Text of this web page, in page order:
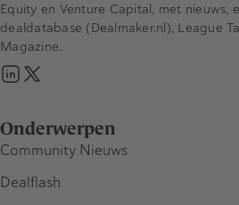
Onderwerpen
Community Nieuws
Dealflash
Equity en Venture Capital, met nieuws,
dealdatabase (Dealmaker.nl), League
Magazine.